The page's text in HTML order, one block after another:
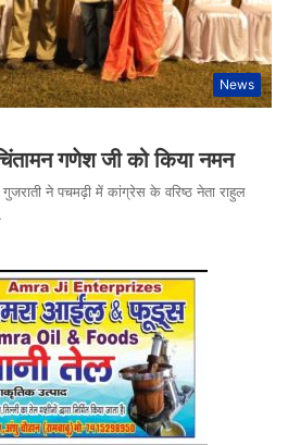
News
गणेश जी को किया नमन
ने पचमढ़ी में कांग्रेस के वरिष्ठ नेता राहुल